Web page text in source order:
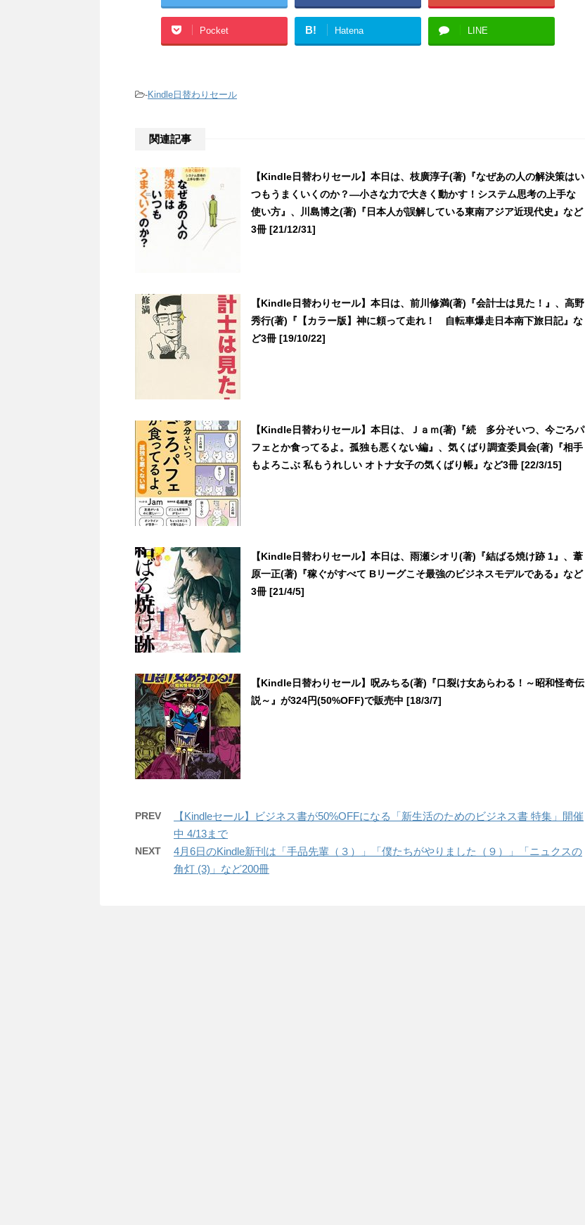
Pocket B! Hatena LINE
-Kindle日替わりセール
関連記事
【Kindle日替わりセール】本日は、枝廣淳子(著)『なぜあの人の解決策はい
つもうまくいくのか？―小さな力で大きく動かす！システム思考の上手な
使い方』、川島博之(著)『日本人が誤解している東南アジア近現代史』など
3冊 [21/12/31]
【Kindle日替わりセール】本日は、前川修満(著)『会計士は見た！』、高野
秀行(著)『【カラー版】神に頼って走れ！ 自転車爆走日本南下旅日記』な
ど3冊 [19/10/22]
【Kindle日替わりセール】本日は、Ｊａｍ(著)『続 多分そいつ、今ごろパ
フェとか食ってるよ。孤独も悪くない編』、気くばり調査委員会(著)『相手
もよろこぶ 私もうれしい オトナ女子の気くばり帳』など3冊 [22/3/15]
【Kindle日替わりセール】本日は、雨瀬シオリ(著)『結ばる焼け跡 1』、葦
原一正(著)『稼ぐがすべて Bリーグこそ最強のビジネスモデルである』など
3冊 [21/4/5]
【Kindle日替わりセール】呪みちる(著)『口裂け女あらわる！～昭和怪奇伝
説～』が324円(50%OFF)で販売中 [18/3/7]
PREV
【Kindleセール】ビジネス書が50%OFFになる「新生活のためのビジネス書 特集」開催
中 4/13まで
NEXT
4月6日のKindle新刊は「手品先輩（３）」「僕たちがやりました（９）」「ニュクスの
角灯 (3)」など200冊